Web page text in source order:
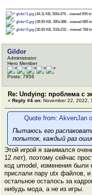
glidor!1.jpg (44.11 KB, 500x376 - viewed 656
glidor!2.jpg (39.95 KB, 395x388 - viewed 685
glidor!3.jpg (30.65 KB, 533x232 - viewed 768
Gildor
Administrator
Hero Member
Posts: 7956
Re: Undying: проблема с
« Reply #4 on: November 22, 2022,
Quote from: AkvenJan
Пытаюсь его
попыток, каждый раз
Этой игрой я занимался
12 лет), поэтому сейчас
код umodel, изменения были
прислали пару utx файлов,
остальное осталось за
нибудь мода, а не из игры.